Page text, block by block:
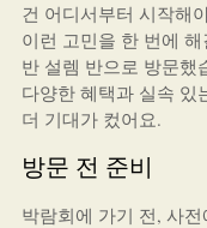
건 어디서부터 시작해
이런 고민을 한 번에
반 설렘 반으로 방문했
다양한 혜택과 실속 있
더 기대가 컸어요.
방문 전 준비
박람회에 가기 전, 사